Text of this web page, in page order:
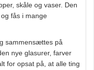
skåle og vaser. Den
fås i mange
sammensættes på
nye glasurer, farver
for opsat på, at alle ting